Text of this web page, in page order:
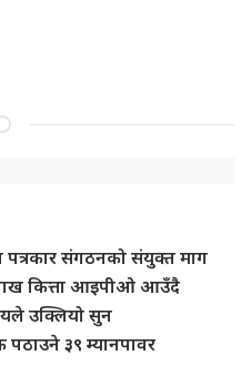
पत्रकार संगठनको संयुक्त माग
कित्ता आइपीओ आउँदै
उक्लियो सुन
पठाउने ३९ म्यानपावर